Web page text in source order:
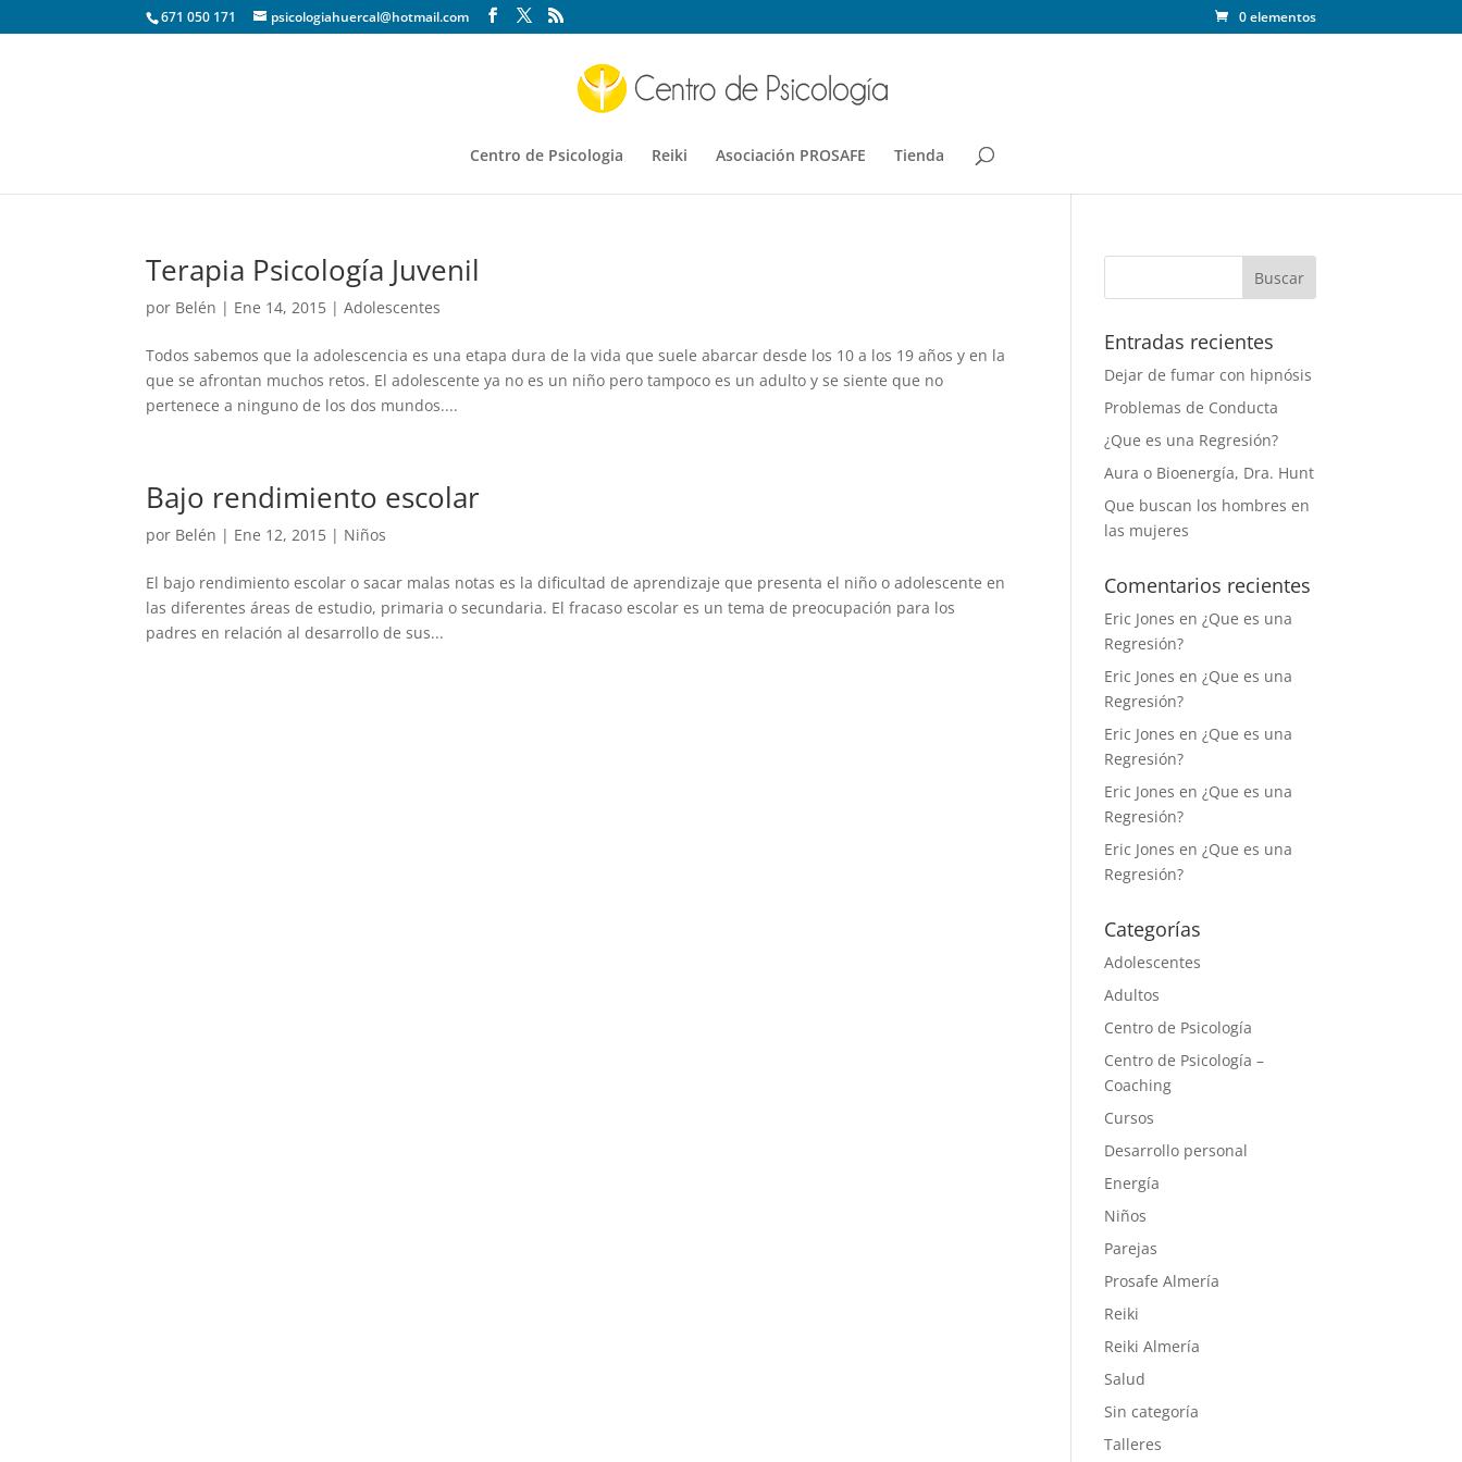
671 050 171 psicologiahuercal@hotmail.com 0 elementos
Centro de Psicologia Reiki Asociación PROSAFE Tienda
Terapia Psicología Juvenil
por Belén | Ene 14, 2015 |Adolescentes
Todos sabemos que la adolescencia es una etapa dura de la vida que suele abarcar desde los 10 a los 19 años y en la
que se afrontan muchos retos. El adolescente ya no es un niño pero tampoco es un adulto y se siente que no
pertenece a ninguno de los dos mundos....
Bajo rendimiento escolar
por Belén | Ene 12, 2015 | Niños
El bajo rendimiento escolar o sacar malas notas es la dificultad de aprendizaje que presenta el niño o adolescente en
las diferentes áreas de estudio, primaria o secundaria. El fracaso escolar es un tema de preocupación para los
padres en relación al desarrollo de sus...
Entradas recientes
Dejar de fumar con hipnósis
Problemas de Conducta
¿Que es una Regresión?
Aura o Bioenergía, Dra. Hunt
Que buscan los hombres en
las mujeres
Comentarios recientes
Eric Jones en¿Que es una
Regresión?
Eric Jones en¿Que es una
Regresión?
Eric Jones en¿Que es una
Regresión?
Eric Jones en¿Que es una
Regresión?
Eric Jones en¿Que es una
Regresión?
Categorías
Adolescentes
Adultos
Centro de Psicología
Centro de Psicología –
Coaching
Cursos
Desarrollo personal
Energía
Niños
Parejas
Prosafe Almería
Reiki
Reiki Almería
Salud
Sin categoría
Talleres